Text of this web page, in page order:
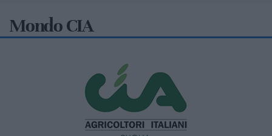
Mondo CIA